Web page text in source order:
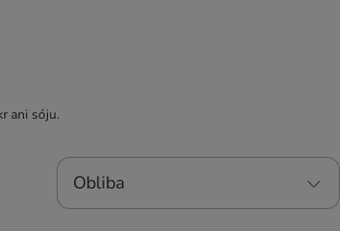
ani sóju.
Obliba